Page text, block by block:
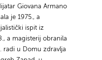
Giovana Armano
je 1975., a
ispit iz
a magisterij obranila
radi u Domu zdravlja